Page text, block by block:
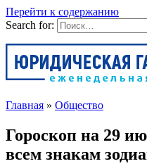
Перейти к содержанию
Search for:
Главная » Общество
Гороскоп на 29
всем знакам